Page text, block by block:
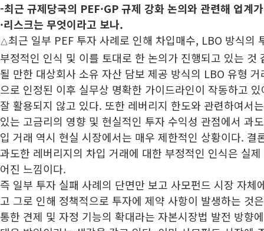
-최근 규제당국의 PEF·GP 규제 강화 논의와 관련해 업계
·리스크는 무엇이라고 보나.
△최근 일부 PEF 투자 사례로 인해 차입매수, LBO 방식의
부정적인 인식 및 이를 토대로 한 논의가 진행되고 있는 것
될 만한 대상회사 소유 자산 담보 제공 방식의 LBO 유형
으로 인정된 이후 실무상 명확한 가이드라인이 작동하고
잘 활용되지 않고 있다. 또한 레버리지 한도와 관련하여서
있는 고금리의 영향 및 현실적인 투자 수익성 관점에서 과
입 거래 역시 현실 시장에서는 매우 제한적인 상황이다. 결
과도한 레버리지의 차입 거래에 대한 부정적인 인식은 실
어진 느낌이다.
즉 일부 투자 실패 사례의 단면만 보고 사모펀드 시장 자체
고 그로 인해 정책적으로 투자에 제약 사항이 발생하는 것
통한 견제 및 자정 기능의 확대라는 자본시장법 발전 방향